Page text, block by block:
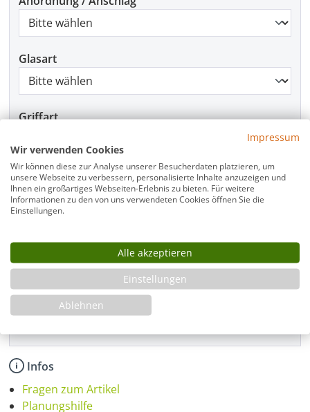
Glasart
Griffart
Beschlagfarbe
Produkt Anzahl: Gib den gewünschten
Infos
Fragen zum Artikel
Planungshilfe
Impressum
Wir verwenden Cookies
Wir können diese zur Analyse unserer Besucherdaten platzieren, um
unsere Webseite zu verbessern, personalisierte Inhalte anzuzeigen und
Ihnen ein großartiges Webseiten-Erlebnis zu bieten. Für weitere
Informationen zu den von uns verwendeten Cookies öffnen Sie die
Einstellungen.
Alle akzeptieren
Einstellungen
Ablehnen